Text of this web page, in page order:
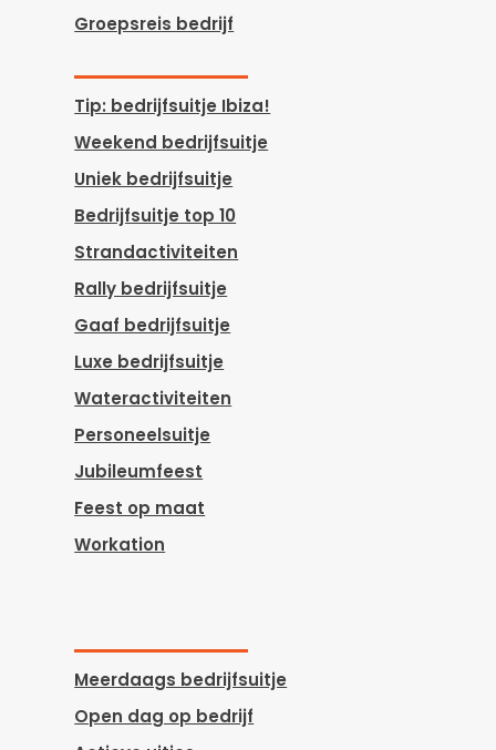
Groepsreis bedrijf
Tip: bedrijfsuitje Ibiza!
Weekend bedrijfsuitje
Uniek bedrijfsuitje
Bedrijfsuitje top 10
Strandactiviteiten
Rally bedrijfsuitje
Gaaf bedrijfsuitje
Luxe bedrijfsuitje
Wateractiviteiten
Personeelsuitje
Jubileumfeest
Feest op maat
Workation
Meerdaags bedrijfsuitje
Open dag op bedrijf